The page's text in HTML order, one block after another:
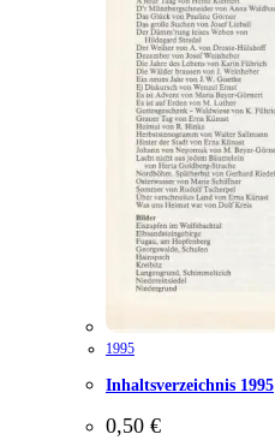
1995
Inhaltsverzeichnis 1995
0,50 €